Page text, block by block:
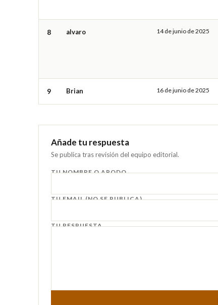
8 alvaro 14 de junio de 2025
9 Brian 16 de junio de 2025
Añade tu respuesta
Se publica tras revisión del equipo editorial.
TU NOMBRE O APODO
TU EMAIL (NO SE PUBLICA)
TU RESPUESTA